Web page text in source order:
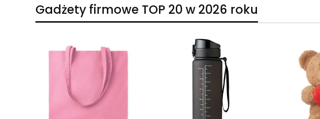
Gadżety firmowe TOP 20 w 2026 roku